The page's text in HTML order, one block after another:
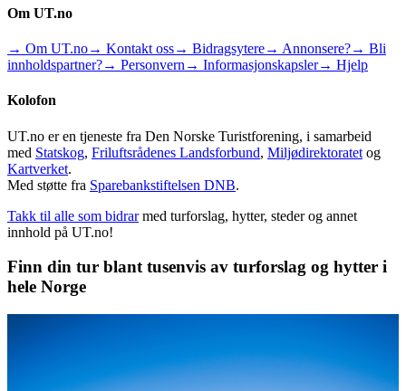
Om UT.no
→ Om UT.no→ Kontakt oss→ Bidragsytere→ Annonsere?→ Bli
innholdspartner?→ Personvern → Informasjonskapsler→ Hjelp
Kolofon
UT.no er en tjeneste fra Den Norske Turistforening, i samarbeid
med Statskog, Friluftsrådenes Landsforbund, Miljødirektoratet og
Kartverket.
Med støtte fra Sparebankstiftelsen DNB.
Takk til alle som bidrar med turforslag, hytter, steder og annet
innhold på UT.no!
Finn din tur blant tusenvis av turforslag og hytter i
hele Norge